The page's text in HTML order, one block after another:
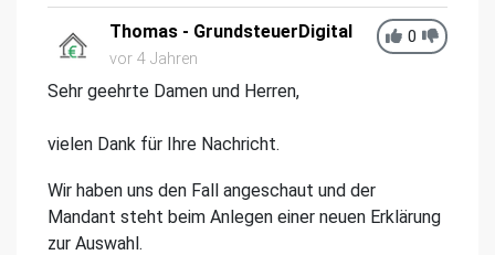
0
Thomas - GrundsteuerDigital
vor 4 Jahren
Sehr geehrte Damen und Herren,
vielen Dank für Ihre Nachricht.
Wir haben uns den Fall angeschaut und der
Mandant steht beim Anlegen einer neuen Erklärung
zur Auswahl.